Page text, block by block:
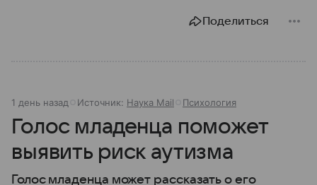
Поделиться
1 день назад Источник: Наука Mail Психология
Голос младенца поможет
выявить риск аутизма
Голос младенца может рассказать о его